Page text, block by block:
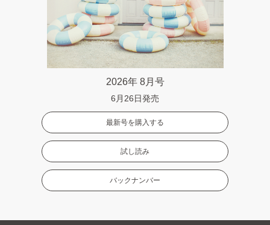
2026年 8月号
6月26日発売
最新号を購入する
試し読み
バックナンバー